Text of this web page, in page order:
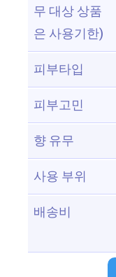
무 대상 상품
은 사용기한)
피부타입
피부고민
향 유무
사용 부위
배송비